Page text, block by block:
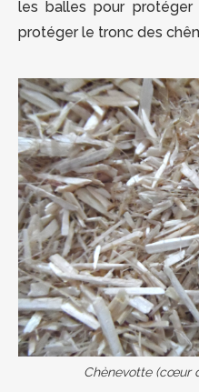
les balles pour
protéger le tronc des
Chènevotte (cœur